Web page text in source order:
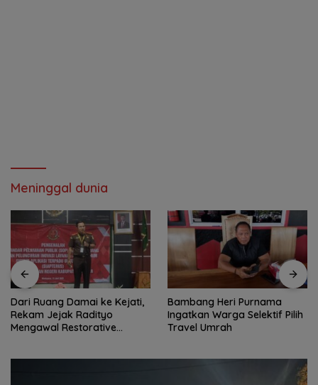
Meninggal dunia
Dari Ruang Damai ke Kejati,
Rekam Jejak Radityo
Mengawal Restorative
Bambang Heri Purnama
Ingatkan Warga Selektif Pilih
Travel Umrah